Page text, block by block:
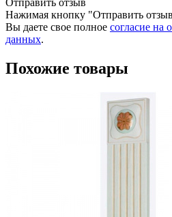
Отправить отзыв
Нажимая кнопку "Отправить
Вы даете свое полное согласие на
данных.
Похожие товары